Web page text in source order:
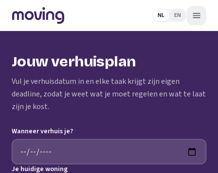
NL EN
Jouw verhuisplan
Vul je verhuisdatum in en elke taak krijgt zijn eigen
deadline, zodat je weet wat je moet regelen en wat te laat
zijn je kost.
Wanneer verhuis je?
Je huidige woning